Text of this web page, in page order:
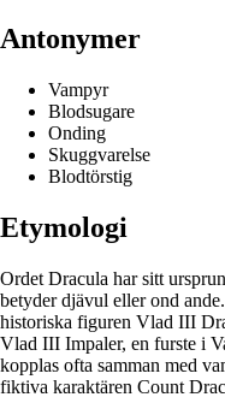
Antonymer
Vampyr
Blodsugare
Onding
Skuggvarelse
Blodtörstig
Etymologi
Ordet Dracula har sitt
betyder djävul eller ond
historiska figuren Vlad III
Vlad III Impaler, en furste i
kopplas ofta samman med
fiktiva karaktären Count